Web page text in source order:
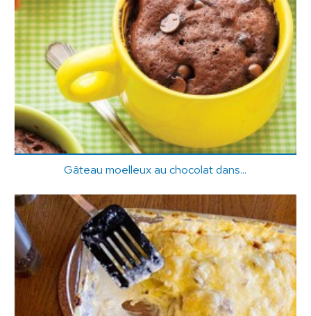
Gâteau moelleux au chocolat dans...